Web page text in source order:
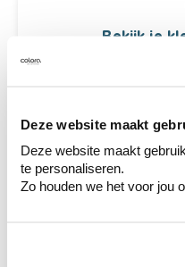
Deze website maakt
Deze website maakt
te personaliseren.
Zo houden we het voor jou
Bekijk je
Ontdek er
te verfijnen.
Krijg persoonlijk
combineren.